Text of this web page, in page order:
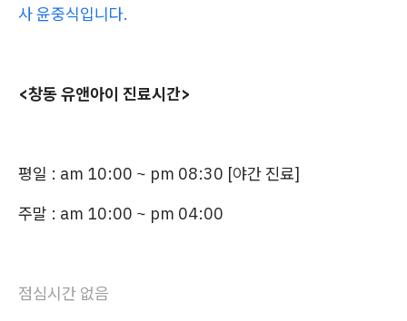
사 윤중식입니다.
<창동 유앤아이 진료시간>
평일 : am 10:00 ~ pm 08:30 [야간 진료]
주말 : am 10:00 ~ pm 04:00
점심시간 없음